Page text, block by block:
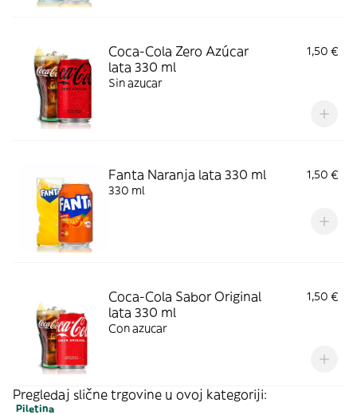
Coca-Cola Zero Azúcar
lata 330 ml
1,50 €
Sin azucar
Fanta Naranja lata 330 ml
1,50 €
330 ml
Coca-Cola Sabor Original
lata 330 ml
1,50 €
Con azucar
Pregledaj slične trgovine u ovoj kategoriji:
Piletina